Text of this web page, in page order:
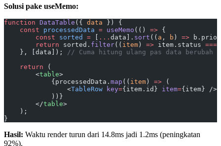
Solusi pake useMemo:
function DataTable ({ data }) {
    const
processedData = useMemo (() => {
        const
sorted = ... data]. sort (( a , b ) =>
        return
sorted. filter(( item ) => item.status ===
    }, [data]);
// Cuma hitung ulang pas data berubah
    return
(
        <
table>
            {processedData.
map (( item ) => (
                <
TableRow key={item.id} item={item} />
            ))}
        </
table>
    );
}
Hasil: Waktu render turun dari 14.8ms jadi 1.2ms (peningkatan
92%).